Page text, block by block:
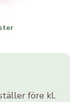
före kl.